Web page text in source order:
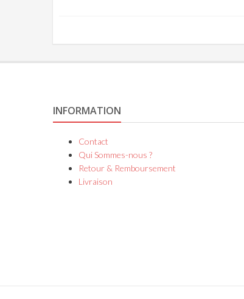
INFORMATION
Contact
Qui Sommes-nous ?
Retour & Remboursement
Livraison